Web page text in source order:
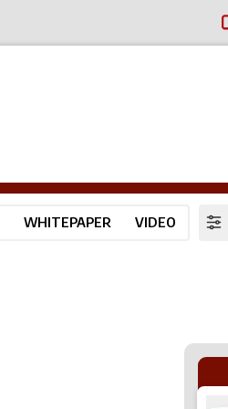
WHITEPAPER VIDEO